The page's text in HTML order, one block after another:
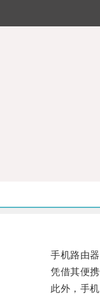
手机路由器是
凭借其便携
此外，手机